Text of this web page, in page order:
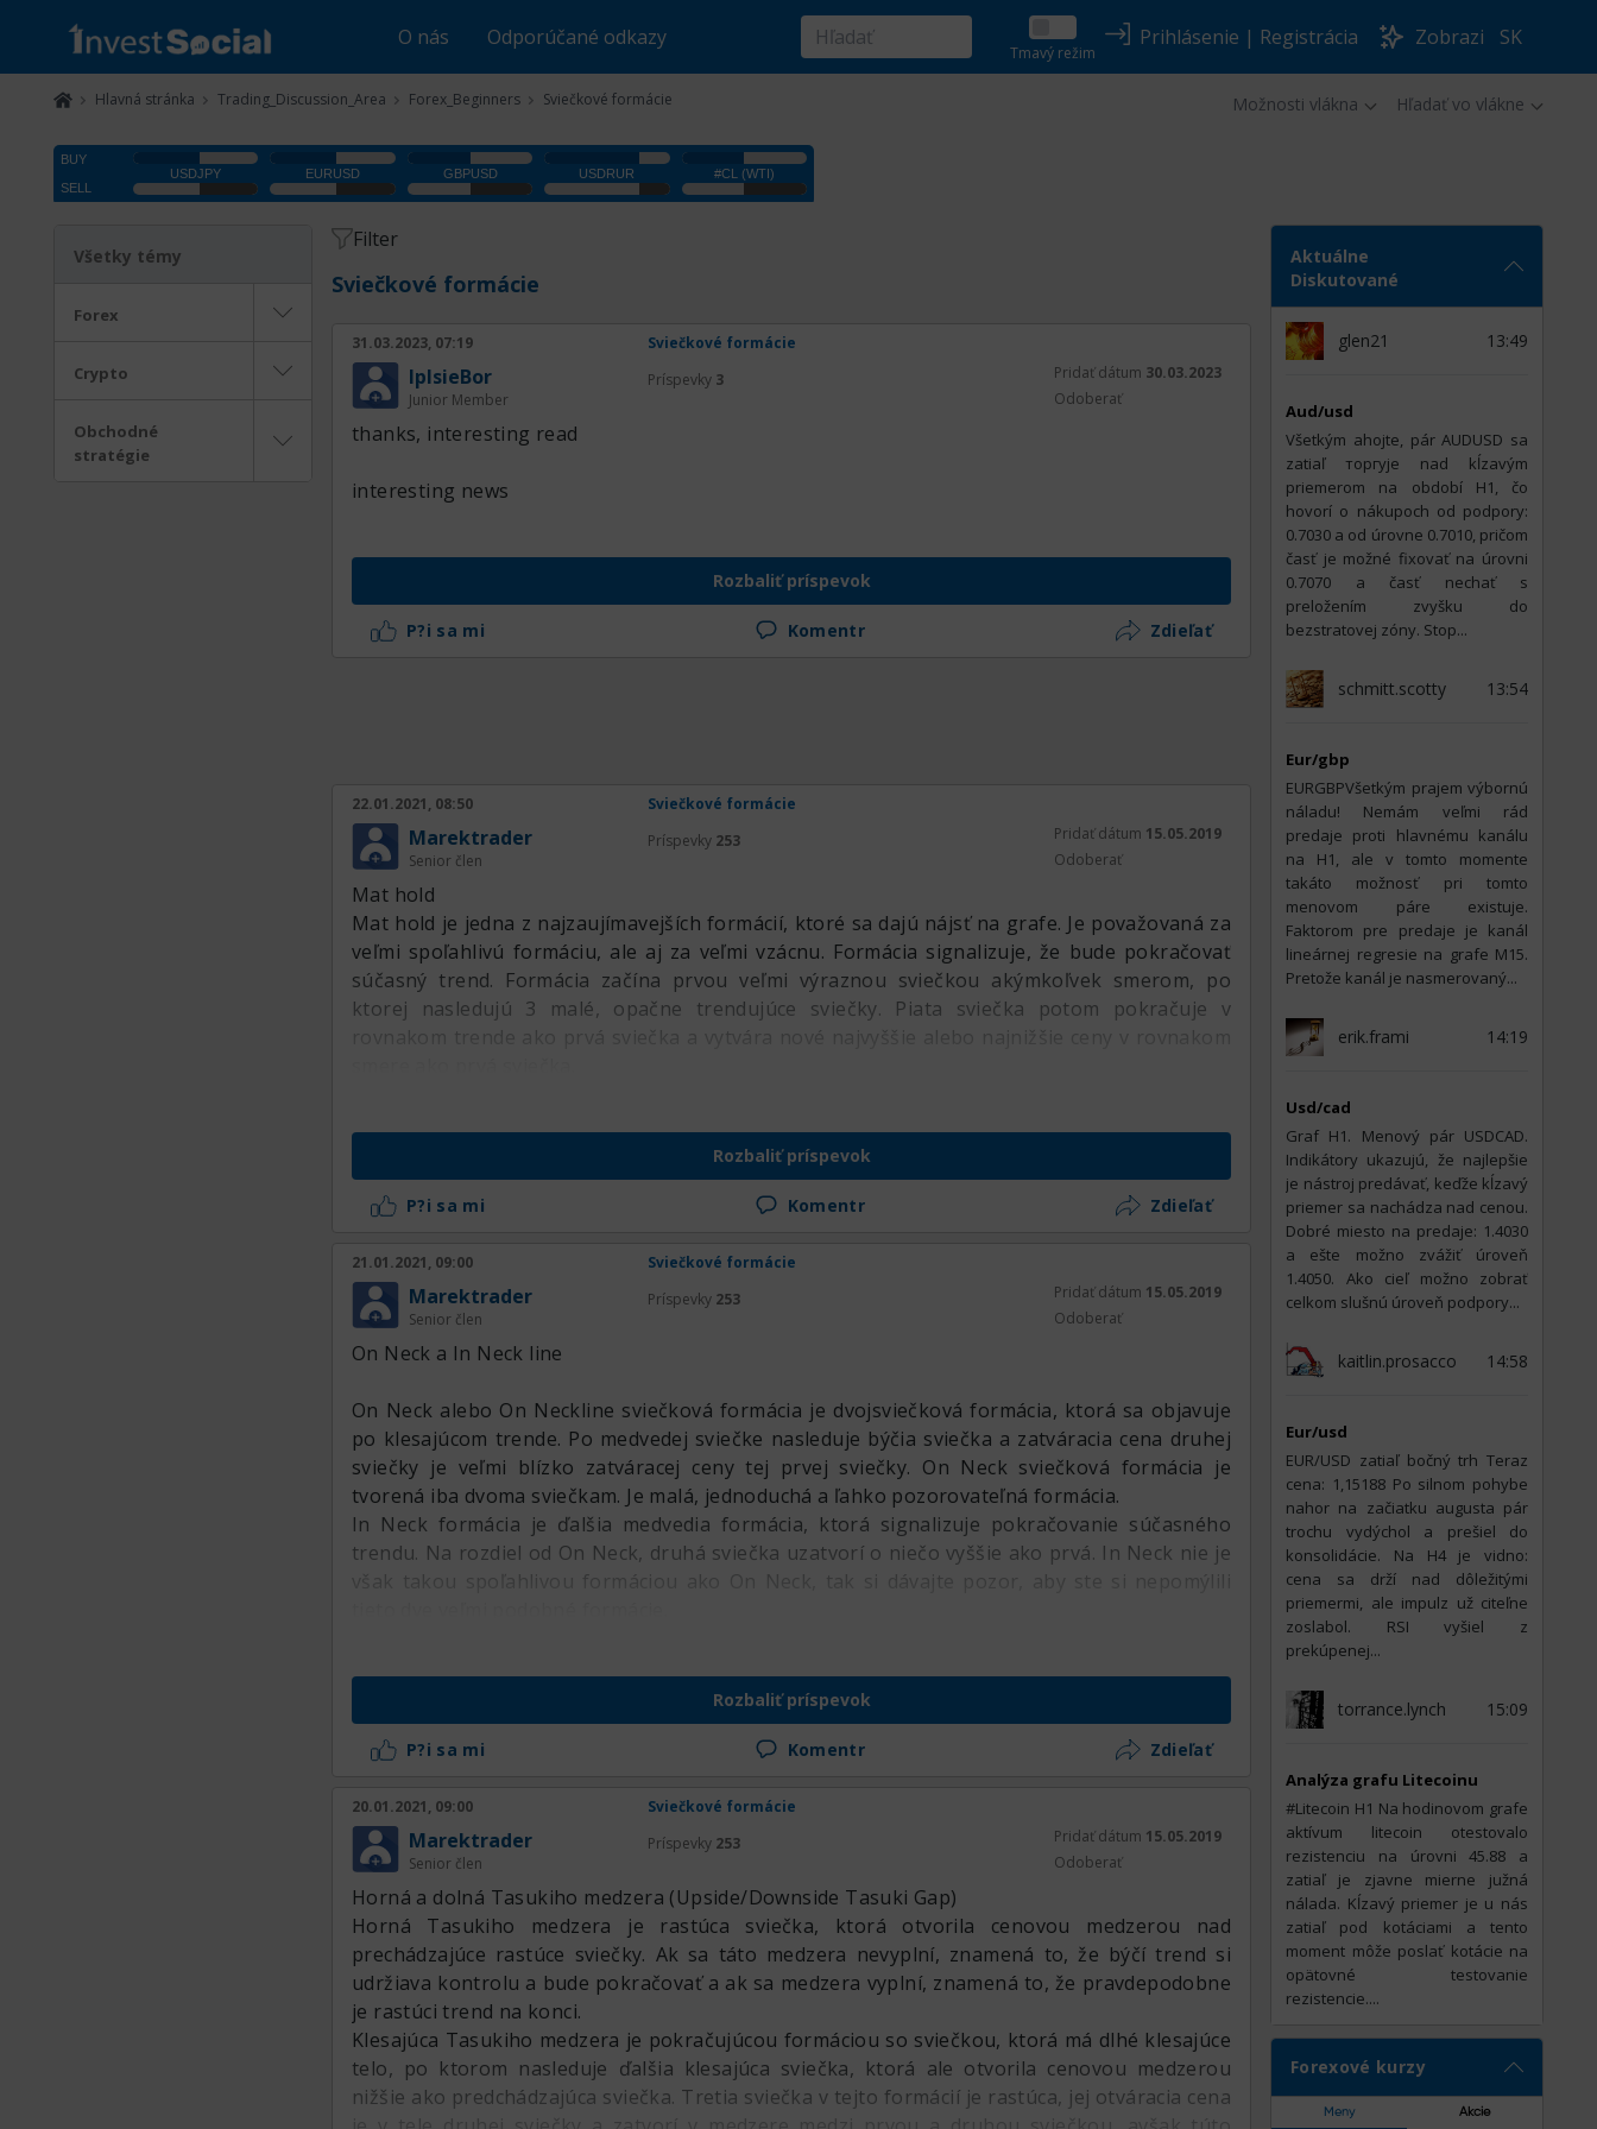
O nás Odporúčané odkazy
Tmavý režim
Prihlásenie | Registrácia Zobrazi SK
Hlavná stránka Trading_Discussion_Area Forex_Beginners Sviečkové formácie Možnosti vlákna Hľadať vo vlákne
Všetky témy
Forex
Crypto
Obchodné
stratégie
Filter
Sviečkové formácie
31.03.2023, 07:19 Sviečkové formácie
IplsieBor
Junior Member
Príspevky 3 Pridať dátum 30.03.2023
Odoberať
thanks, interesting read
interesting news
Rozbaliť príspevok
P?i sa mi Komentr Zdieľať
22.01.2021, 08:50 Sviečkové formácie
Marektrader
Senior člen
Príspevky 253 Pridať dátum 15.05.2019
Odoberať
Mat hold
Mat hold je jedna z najzaujímavejších formácií, ktoré sa dajú nájsť na grafe. Je považovaná za
veľmi spoľahlivú formáciu, ale aj za veľmi vzácnu. Formácia signalizuje, že bude pokračovať
súčasný trend. Formácia začína prvou veľmi výraznou sviečkou akýmkoľvek smerom, po
ktorej nasledujú 3 malé, opačne trendujúce sviečky. Piata sviečka potom pokračuje v
rovnakom trende ako prvá sviečka a vytvára nové najvyššie alebo najnižšie ceny v rovnakom
Rozbaliť príspevok
P?i sa mi Komentr Zdieľať
21.01.2021, 09:00 Sviečkové formácie
Marektrader
Senior člen
Príspevky 253 Pridať dátum 15.05.2019
Odoberať
On Neck a In Neck line
On Neck alebo On Neckline sviečková formácia je dvojsviečková formácia, ktorá sa objavuje
po klesajúcom trende. Po medvedej sviečke nasleduje býčia sviečka a zatváracia cena druhej
sviečky je veľmi blízko zatváracej ceny tej prvej sviečky. On Neck sviečková formácia je
tvorená iba dvoma sviečkam. Je malá, jednoduchá a ľahko pozorovateľná formácia.
In Neck formácia je ďalšia medvedia formácia, ktorá signalizuje pokračovanie súčasného
trendu. Na rozdiel od On Neck, druhá sviečka uzatvorí o niečo vyššie ako prvá. In Neck nie je
však takou spoľahlivou formáciou ako On Neck, tak si dávajte pozor, aby ste si nepomýlili
Rozbaliť príspevok
P?i sa mi Komentr Zdieľať
20.01.2021, 09:00 Sviečkové formácie
Marektrader
Senior člen
Príspevky 253 Pridať dátum 15.05.2019
Odoberať
Horná a dolná Tasukiho medzera (Upside/Downside Tasuki Gap)
Horná Tasukiho medzera je rastúca sviečka, ktorá otvorila cenovou medzerou nad
prechádzajúce rastúce sviečky. Ak sa táto medzera nevyplní, znamená to, že býčí trend si
udržiava kontrolu a bude pokračovať a ak sa medzera vyplní, znamená to, že pravdepodobne
je rastúci trend na konci.
Klesajúca Tasukiho medzera je pokračujúcou formáciou so sviečkou, ktorá má dlhé klesajúce
telo, po ktorom nasleduje ďalšia klesajúca sviečka, ktorá ale otvorila cenovou medzerou
nižšie ako predchádzajúca sviečka. Tretia sviečka v tejto formácií je rastúca, jej otváracia cena
Aktuálne
Diskutované
glen21 13:49
Aud/usd
Všetkým ahojte, pár AUDUSD sa
zatiaľ торгуje nad kĺzavým
priemerom na období H1, čo
hovorí o nákupoch od podpory:
0.7030 a od úrovne 0.7010, pričom
časť je možné fixovať na úrovni
0.7070 a časť nechať s
preložením zvyšku do
bezstratovej zóny. Stop...
schmitt.scotty 13:54
Eur/gbp
EURGBPVšetkým prajem výbornú
náladu! Nemám veľmi rád
predaje proti hlavnému kanálu
na H1, ale v tomto momente
takáto možnosť pri tomto
menovom páre existuje.
Faktorom pre predaje je kanál
lineárnej regresie na grafe M15.
Pretože kanál je nasmerovaný...
erik.frami 14:19
Usd/cad
Graf H1. Menový pár USDCAD.
Indikátory ukazujú, že najlepšie
je nástroj predávať, keďže kĺzavý
priemer sa nachádza nad cenou.
Dobré miesto na predaje: 1.4030
a ešte možno zvážiť úroveň
1.4050. Ako cieľ možno zobrať
celkom slušnú úroveň podpory...
kaitlin.prosacco 14:58
Eur/usd
EUR/USD zatiaľ bočný trh Teraz
cena: 1,15188 Po silnom pohybe
nahor na začiatku augusta pár
trochu vydýchol a prešiel do
konsolidácie. Na H4 je vidno:
cena sa drží nad dôležitými
priemermi, ale impulz už citeľne
zoslabol. RSI vyšiel z
prekúpenej...
torrance.lynch 15:09
Analýza grafu Litecoinu
#Litecoin Н1 Na hodinovom grafe
aktívum litecoin otestovalo
rezistenciu na úrovni 45.88 a
zatiaľ je zjavne mierne južná
nálada. Kĺzavý priemer je u nás
zatiaľ pod kotáciami a tento
moment môže poslať kotácie na
opätovné testovanie
rezistencie....
Forexové kurzy
Meny Akcie